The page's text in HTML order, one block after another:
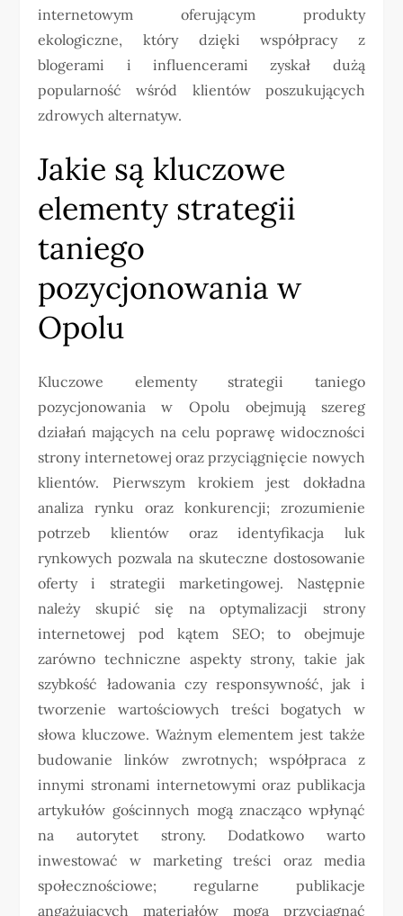
internetowym oferującym produkty
ekologiczne, który dzięki współpracy z
blogerami i influencerami zyskał dużą
popularność wśród klientów poszukujących
zdrowych alternatyw.
Jakie są kluczowe
elementy strategii
taniego
pozycjonowania w
Opolu
Kluczowe elementy strategii taniego
pozycjonowania w Opolu obejmują szereg
działań mających na celu poprawę widoczności
strony internetowej oraz przyciągnięcie nowych
klientów. Pierwszym krokiem jest dokładna
analiza rynku oraz konkurencji; zrozumienie
potrzeb klientów oraz identyfikacja luk
rynkowych pozwala na skuteczne dostosowanie
oferty i strategii marketingowej. Następnie
należy skupić się na optymalizacji strony
internetowej pod kątem SEO; to obejmuje
zarówno techniczne aspekty strony, takie jak
szybkość ładowania czy responsywność, jak i
tworzenie wartościowych treści bogatych w
słowa kluczowe. Ważnym elementem jest także
budowanie linków zwrotnych; współpraca z
innymi stronami internetowymi oraz publikacja
artykułów gościnnych mogą znacząco wpłynąć
na autorytet strony. Dodatkowo warto
inwestować w marketing treści oraz media
społecznościowe; regularne publikacje
angażujących materiałów mogą przyciągnąć